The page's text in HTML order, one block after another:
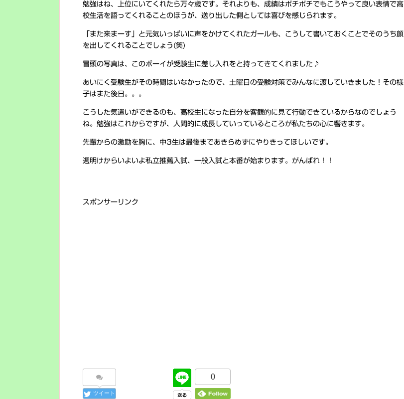
勉強はね、上位にいてくれたら万々歳です。それよりも、成績はボチボチでもこうやって良い表情で高
校生活を語ってくれることのほうが、送り出した側としては喜びを感じられます。
「また来まーす」と元気いっぱいに声をかけてくれたガールも、こうして書いておくことでそのうち顔
を出してくれることでしょう(笑)
冒頭の写真は、このボーイが受験生に差し入れをと持ってきてくれました♪
あいにく受験生がその時間はいなかったので、土曜日の受験対策でみんなに渡していきました！その様
子はまた後日。。。
こうした気遣いができるのも、高校生になった自分を客観的に見て行動できているからなのでしょう
ね。勉強はこれからですが、人間的に成長していっているところが私たちの心に響きます。
先輩からの激励を胸に、中3生は最後まであきらめずにやりきってほしいです。
週明けからいよいよ私立推薦入試、一般入試と本番が始まります。がんばれ！！
スポンサーリンク
ツイート
0